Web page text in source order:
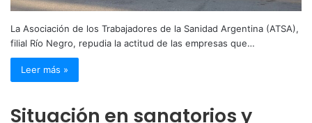
La Asociación de los Trabajadores de la Sanidad Argentina (ATSA),
filial Río Negro, repudia la actitud de las empresas que…
Leer más »
Situación en sanatorios y